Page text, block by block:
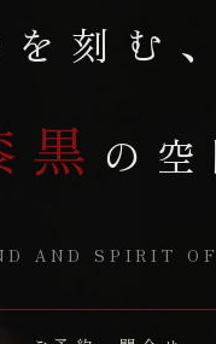
を刻む、
黒 の空
AND SPIRIT